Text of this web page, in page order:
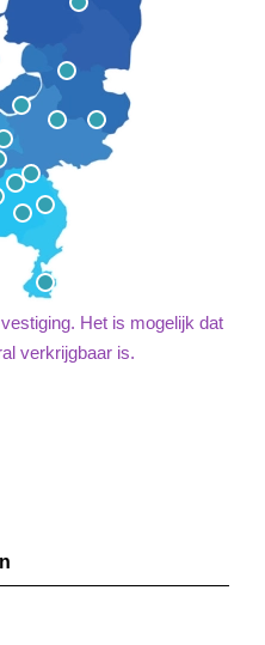
Het is mogelijk dat
verkrijgbaar is.